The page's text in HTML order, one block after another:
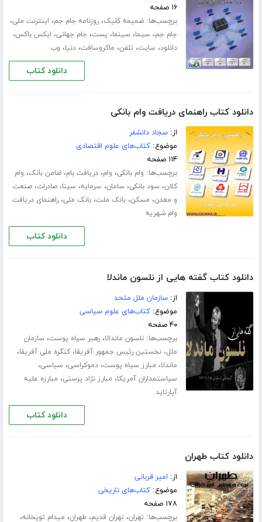
۱۶ صفحه
برچسب‌ها:ضمیمه کلیک،روزنامه جام جم، اینترنت ملی،
جام جم، سیما، سینما، پست، جام جهانی، ایکس باکس،
دانلود، سایت، تلفن، ماکروسافت،دنیا، وب
دانلود کتاب
دانلود کتاب راهنمای دریافت وام بانکی
از:سجاد دانشفر
موضوع:کتاب‌های علوم اقتصادی
۱۱۴ صفحه
برچسب‌ها: وام بانکی، وام،دریافت بام،ضامن بانک، وام
کلان، سود بانکی، سامان، سرمایه، سینا،صادرات،صنعت
و معدن، مسکن،بانک ملت،بانک ملی،راهنمای دریافت
وام شهریه
دانلود کتاب
دانلود کتاب گفته هایی از نلسون ماندلا
از:سازمان ملل متحد
موضوع:کتاب‌های علوم سیاسی
۴۰ صفحه
برچسب‌ها:نلسون ماندالا،رهبر سیاه پوست، سازمان
ملل،نخستین رئیس جمهور آفریقا،کنگره ملی آفریقا،
ماندلا، مبارز سیاه پوست،دموکراسی، سیاسی،
سیاستمداران آمریکا، مبارز نژاد پرستی، مبارزه علیه
آپارتاید
دانلود کتاب
دانلود کتاب طهران
از: امیر قربانی
موضوع:کتاب‌های تاریخی
۱۷۸ صفحه
برچسب‌ها: تهران، تهران قدیم، طهران، میدام توپخانه،